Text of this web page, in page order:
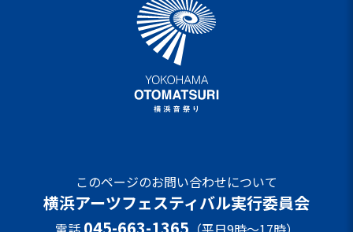
このページのお問い合わせについて
横浜アーツフェスティバル実行委員会
045-663-1365